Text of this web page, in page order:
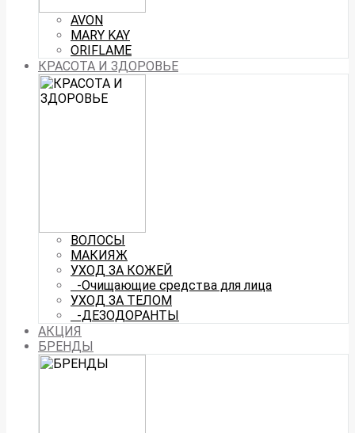
AVON
MARY KAY
ORIFLAME
КРАСОТА И ЗДОРОВЬЕ
ВОЛОСЫ
МАКИЯЖ
УХОД ЗА КОЖЕЙ
-Очищающие средства для лица
УХОД ЗА ТЕЛОМ
-ДЕЗОДОРАНТЫ
АКЦИЯ
БРЕНДЫ